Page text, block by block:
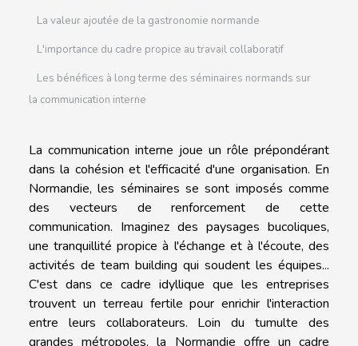
La valeur ajoutée de la gastronomie normande
L'importance du cadre propice au travail collaboratif
Les bénéfices à long terme des séminaires normands sur
la communication interne
La communication interne joue un rôle prépondérant
dans la cohésion et l'efficacité d'une organisation. En
Normandie, les séminaires se sont imposés comme
des vecteurs de renforcement de cette
communication. Imaginez des paysages bucoliques,
une tranquillité propice à l'échange et à l'écoute, des
activités de team building qui soudent les équipes...
C'est dans ce cadre idyllique que les entreprises
trouvent un terreau fertile pour enrichir l'interaction
entre leurs collaborateurs. Loin du tumulte des
grandes métropoles, la Normandie offre un cadre